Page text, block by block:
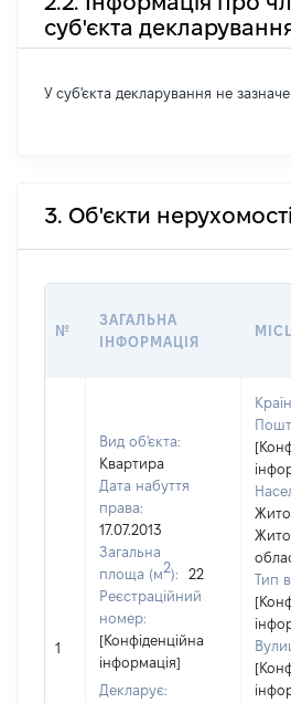
суб'єкта
У суб'єкта декларування не
3. Об'єкти нерухомості
№
ЗАГАЛЬНА
ІНФОРМАЦІЯ
1
Вид об'єкта:
Квартира
Дата набуття
права:
17.07.2013
Загальна
площа (м2):
22
Реєстраційний
номер:
[Конфіденційна
інформація]
Декларує:
Тип